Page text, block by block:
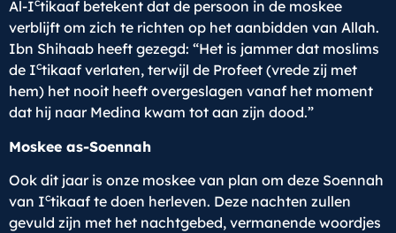
Al-I tikaaf betekent dat de persoon in de moskee
verblijft om zich te richten op het aanbidden van Allah.
Ibn Shihaab heeft gezegd: “Het is jammer dat moslims
de Ictikaaf verlaten, terwijl de Profeet (vrede zij met
hem) het nooit heeft overgeslagen vanaf het moment
dat hij naar Medina kwam tot aan zijn dood.”
Moskee as-Soennah
Ook dit jaar is onze moskee van plan om deze Soennah
van Ictikaaf te doen herleven. Deze nachten zullen
gevuld zijn met het nachtgebed, vermanende woordjes